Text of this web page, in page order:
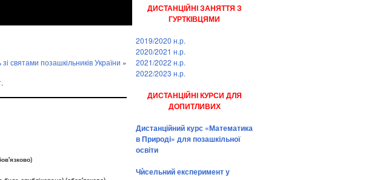
святами позашкільників України »
ДИСТАНЦІЙНІ ЗАНЯТТЯ З
ГУРТКІВЦЯМИ
2019/2020 н.р.
2020/2021 н.р.
2021/2022 н.р.
2022/2023 н.р.
ДИСТАНЦІЙНІ КУРСИ ДЛЯ
ДОПИТЛИВИХ
Дистанційний курс «Математика
в Природі» для позашкільної
освіти
Чѝсельний експеримент у